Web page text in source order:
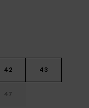
42 43
47